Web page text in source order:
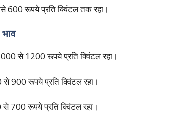
600 रूपये प्रति क्विंटल तक रहा।
1000 से 1200 रूपये प्रति क्विंटल रहा।
900 रूपये प्रति क्विंटल रहा।
से 700 रूपये प्रति क्विंटल रहा।